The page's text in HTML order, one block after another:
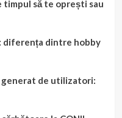
timpul să te oprești sau
diferența dintre hobby
de utilizatori: